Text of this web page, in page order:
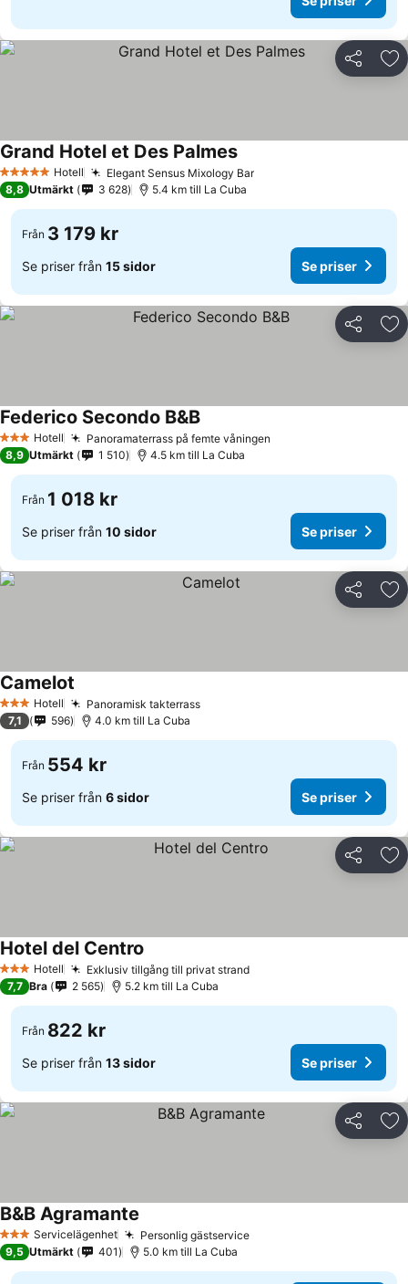
Dela
5 Stjärnor Hotell Elegant Sensus Mixology BarSe priser
Grand Hotel et Des PalmesSe priser
8,8 Utmärkt 3 628 5.4 km till La Cuba
Från 3 179 kr
Se priser från 15 sidor Se priser
Dela
3 StjärnorHotell Panoramaterrass på femte våningen
Federico Secondo B&BSe priser
8,9 Utmärkt 1 510 4.5 km till La Cuba
Från 1 018 kr
Se priser från 10 sidor Se priser
Dela
3 StjärnorHotell Panoramisk takterrassSe priser
Camelot
7,1 596 4.0 km till La Cuba
Från 554 kr
Se priser från 6 sidor Se priser
Dela
3 StjärnorHotell Exklusiv tillgång till privat strandSe priser
Hotel del Centro
7,7 Bra 2 565 5.2 km till La Cuba
Från 822 kr
Se priser från 13 sidor Se priser
Dela
3 StjärnorServicelägenhet Personlig gästserviceSe priser
B&B Agramante
9,5 Utmärkt 401 5.0 km till La Cuba